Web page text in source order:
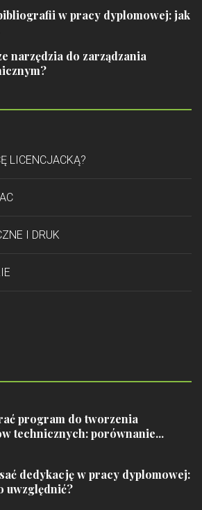
w pracy dyplomowej: jak
narzędzia do zarządzania
LICENCJACKĄ?
I DRUK
program do tworzenia
technicznych: porównanie...
dedykację w pracy dyplomowej:
uwzględnić?